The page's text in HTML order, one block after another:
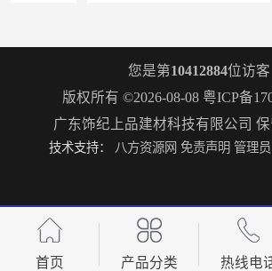
安徽发泡陶瓷隔墙板 异形发泡陶瓷构件 耐腐蚀：抗酸碱 青
您是第10412884位访客
版权所有 ©2026-08-08 粤ICP备
广东饰纪上品建材科技有限公司
技术支持： 八方资源网 免责声明 管理
首页 产品分类 热线电